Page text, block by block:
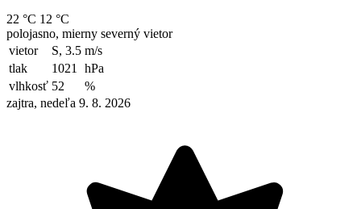
22 °C 12 °C
polojasno, mierny severný vietor
vietor
S, 3.5 m/s
tlak
1021
hPa
vlhkosť 52
%
zajtra, nedeľa 9. 8. 2026